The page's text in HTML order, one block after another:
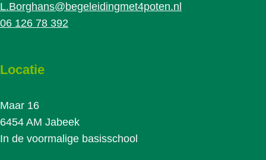
L.Borghans@begeleidingmet4poten.nl
06 126 78 392
Locatie
Maar 16
6454 AM Jabeek
In de voormalige basisschool